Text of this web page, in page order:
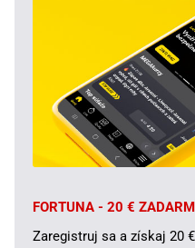
FORTUNA - 20 €
Zaregistruj sa a získaj 20